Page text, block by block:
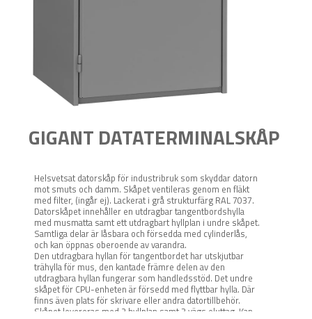
GIGANT DATATERMINALSKÅP
Helsvetsat datorskåp för industribruk som skyddar datorn
mot smuts och damm. Skåpet ventileras genom en fläkt
med filter, (ingår ej). Lackerat i grå strukturfärg RAL 7037.
Datorskåpet innehåller en utdragbar tangentbordshylla
med musmatta samt ett utdragbart hyllplan i undre skåpet.
Samtliga delar är låsbara och försedda med cylinderlås,
och kan öppnas oberoende av varandra.
Den utdragbara hyllan för tangentbordet har utskjutbar
trähylla för mus, den kantade främre delen av den
utdragbara hyllan fungerar som handledsstöd. Det undre
skåpet för CPU-enheten är försedd med flyttbar hylla. Där
finns även plats för skrivare eller andra datortillbehör.
Skåpet levereras med 2 hyllplan samt 3 vägs eluttag. Kan